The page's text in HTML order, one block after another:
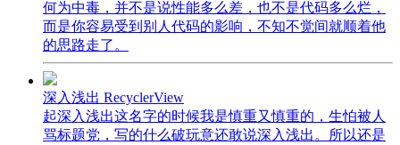
何为中毒，并不是说性能多么差，也不是代码多么烂，
而是你容易受到别人代码的影响，不知不觉间就顺着他
的思路走了。
深入浅出 RecyclerView
起深入浅出这名字的时候我是慎重又慎重的，生怕被人
骂标题党，写的什么破玩意还敢说深入浅出。所以还是